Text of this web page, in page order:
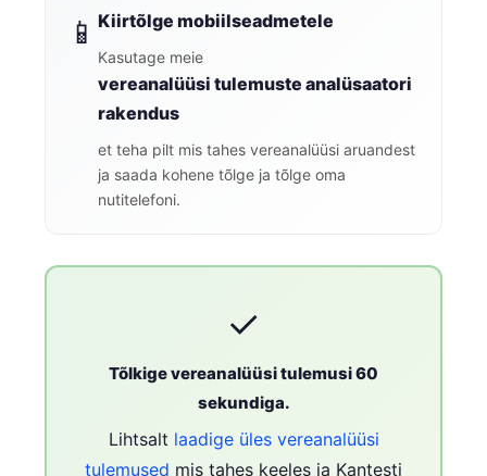
📱 Kiirtõlge mobiilseadmetele
Kasutage meie
vereanalüüsi tulemuste analüsaatori
rakendus
et teha pilt mis tahes vereanalüüsi aruandest
ja saada kohene tõlge ja tõlge oma
nutitelefoni.
✓
Tõlkige vereanalüüsi tulemusi 60
sekundiga.
Lihtsalt laadige üles vereanalüüsi
tulemused mis tahes keeles ja Kantesti